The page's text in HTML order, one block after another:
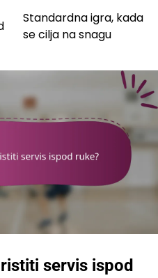
Standardna igra, kada
se cilja na snagu
servis ispod